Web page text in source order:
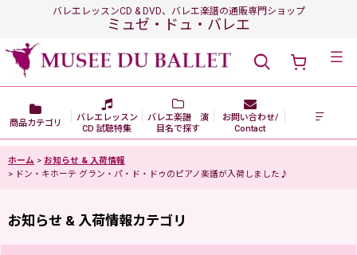
バレエレッスンCD & DVD、バレエ楽譜の通販専門ショップ
ミュゼ・ドュ・バレエ
商品カテゴリ
バレエレッスン
CD 試聴特集
バレエ楽譜 演
目名で探す
お問い合わせ/
Contact
ホーム > お知らせ & 入荷情報
> ドン・キホーテ グラン・パ・ド・ドゥのピアノ楽譜が入荷しました♪
お知らせ & 入荷情報カテゴリ